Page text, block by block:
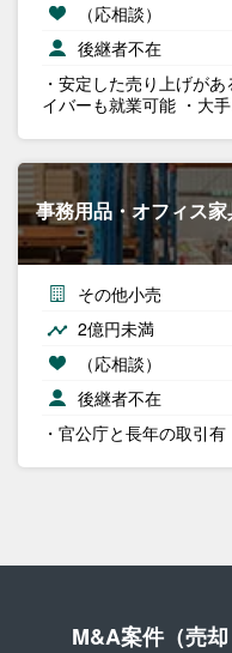
（応相談）
後継者不在
・安定した売り上げが
イバーも就業可能 ・大
事務用品・オフィス
その他小売
2億円未満
（応相談）
後継者不在
・官公庁と長年の取引
M&A案件（売